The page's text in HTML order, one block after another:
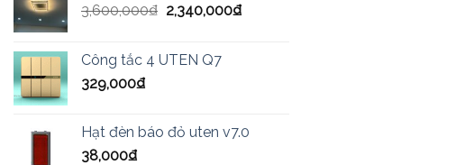
3,600,000₫ 2,340,000₫
Công tắc 4 UTEN Q7
329,000₫
Hạt đèn báo đỏ uten v7.0
38,000₫